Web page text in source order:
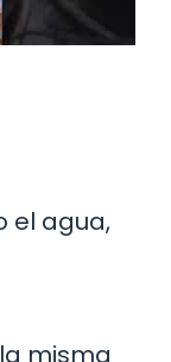
el agua,
misma